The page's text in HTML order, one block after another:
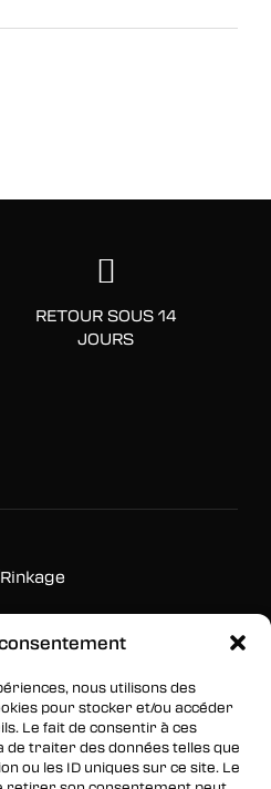
nous utilisons des
pour stocker et/ou accéder
Le fait de consentir à ces
traiter des données telles que
ou les ID uniques sur ce site. Le
RETOUR SOUS 14
JOURS
NOUS